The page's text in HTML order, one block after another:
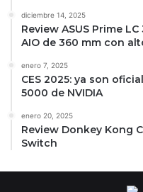
diciembre 14, 2025
Review ASUS Prime
AIO de 360 mm con
enero 7, 2025
CES 2025: ya son
5000 de NVIDIA
enero 20, 2025
Review Donkey Kong
Switch